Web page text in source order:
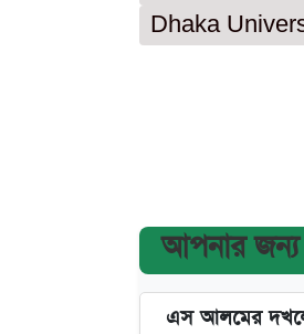
Dhaka
আপনার জন্য
এস আলমের দখলে